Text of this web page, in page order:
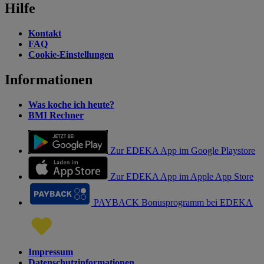
Hilfe
Kontakt
FAQ
Cookie-Einstellungen
Informationen
Was koche ich heute?
BMI Rechner
Zur EDEKA App im Google Playstore
Zur EDEKA App im Apple App Store
PAYBACK Bonusprogramm bei EDEKA
Impressum